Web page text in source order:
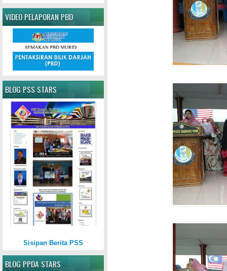
VIDEO PELAPORAN PBD
BLOG PSS STARS
Sisipan Berita PSS
BLOG PPDA STARS